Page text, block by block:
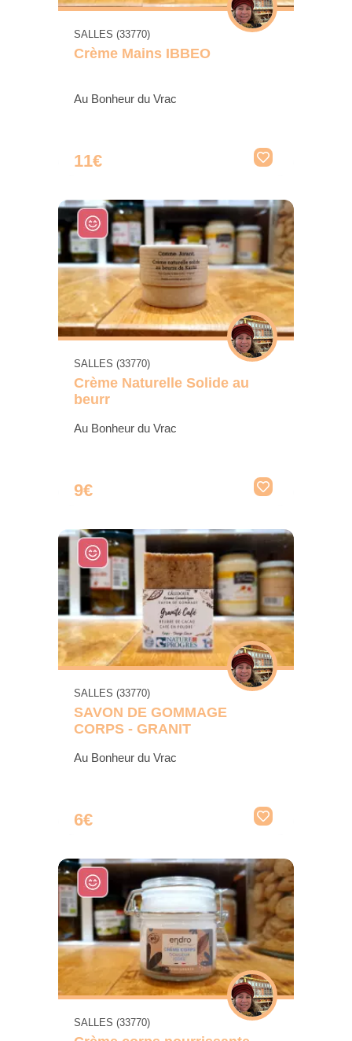
SALLES (33770)
Crème Mains IBBEO
Au Bonheur du Vrac
11€
SALLES (33770)
Crème Naturelle Solide au
beurr
Au Bonheur du Vrac
9€
SALLES (33770)
SAVON DE GOMMAGE
CORPS - GRANIT
Au Bonheur du Vrac
6€
SALLES (33770)